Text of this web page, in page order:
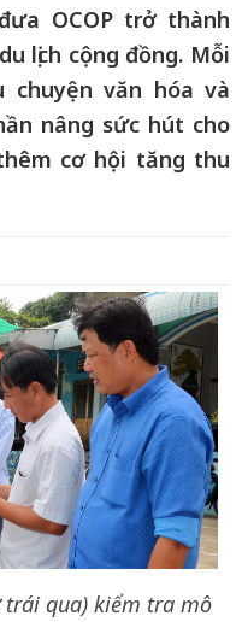
OCOP trở thành
lịch cộng đồng. Mỗi
chuyện văn hóa và
nâng sức hút cho
cơ hội tăng thu
trái qua) kiểm tra mô